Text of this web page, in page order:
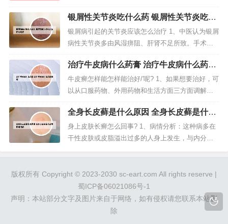
种：病毒性感染：如单纯疱疹、带状疱疹...
主要表现为红色斑块、干鳞湿硬、皮肤瘙痒、多环
重叠。狗狗皮肤病图片对照大全如下：湿疹 表现为
红色肿胀的皮肤，当你摸上去的时候可能会感觉发
热。湿疹可能在任何地方出现，但经常发病的地方
是胸部、臀部或头部，可能是由于过...
银屑性关节炎吃什么药 银屑性关节炎吃什
么药效果好
银屑病引起的关节炎应该怎么治疗 1、中医认为银屑
病性关节炎多由风湿痹阻、肝肾不足所致。手术治
疗：对部分已出现 关节畸形 和 功能障碍 的患者可
采用关节成形术，以恢复关节功能。目前髋、膝 修
复术 已获成功。2、一般来说，在银屑病关节炎治疗
关节炎涉及消炎药（非甾体抗炎药）和运动的结
合。3、你可以口服维甲...
治疗牛皮病什么药膏 治疗牛皮病什么药膏
最好
牛皮癣怎样能怎样能治好/′呢? 1、如果想要治好，可
以从口服药物、外用药物和生活方面三方面调解，
口服方面建议选择使用枸地氯雷他定胶囊或者盐酸
氮卓斯汀等抗组胺类的药物，可以最大限度缓解局
部皮肤瘙痒的症状，可以避免搔抓，防止皮肤进一
步增厚。2、方法是：一瓶醋，一把花椒，混合后熬
全身长皮藓是什么原因 全身长皮藓是什么
原因造成的
身上皮肤长癣怎么回事? 1、病情分析：这种病多在
干性皮肤或皮脂溢出过多的人身上发生，与内分泌
议：对各病证，要注意综合防治。2、皮肤长癣的原
因可能是因为遗传因素、环境因素、真菌或细菌感
染导致的。皮肤长癣的原因主要是根...
版权所有 Copyright © 2023-2030 sc-eart.com All rights reserve |
蜀ICP备06021086号-1
声明：本站部分文字及图片来自于网络，如有侵权请您联系本站删
除